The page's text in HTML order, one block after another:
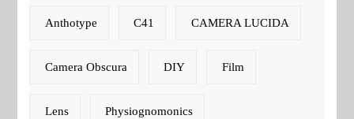
Anthotype C41 CAMERA LUCIDA
Camera Obscura DIY Film
Lens Physiognomonics